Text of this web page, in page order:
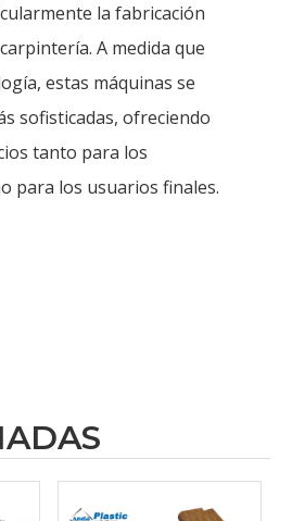
la fabricación
A medida que
estas máquinas se
sofisticadas, ofreciendo
tanto para los
para los usuarios finales.